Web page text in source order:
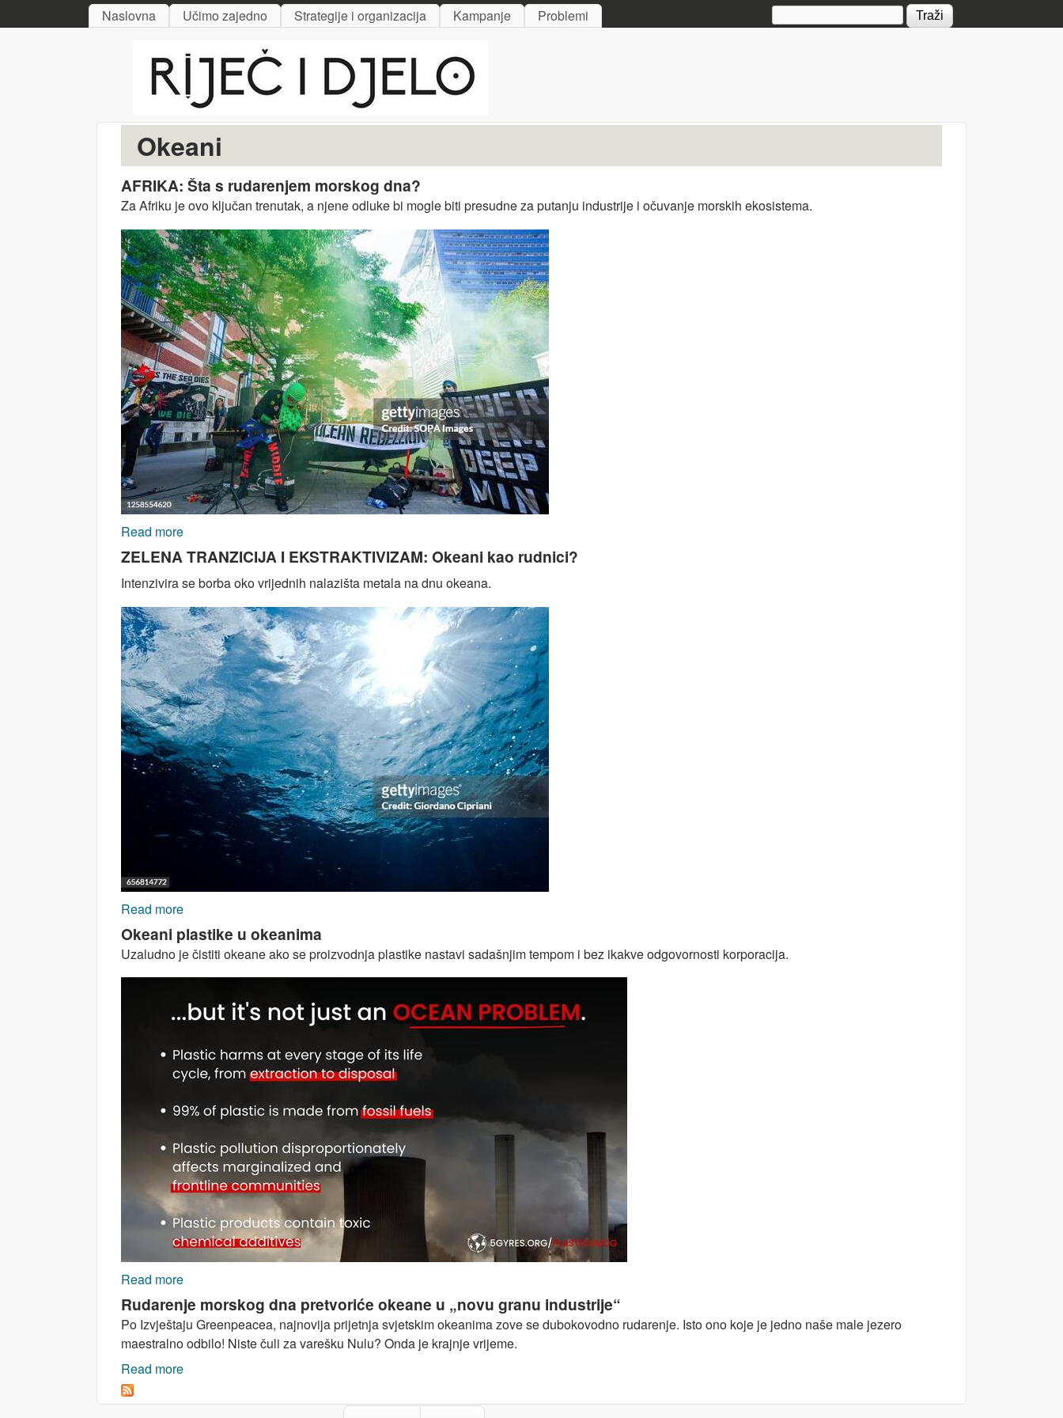
Skip to main content
MAIN MENU
Naslovna Učimo zajedno Strategije i organizacija Kampanje Problemi Search form
Okeani
AFRIKA: Šta s rudarenjem morskog dna?
Za Afriku je ovo ključan trenutak, a njene odluke bi mogle biti presudne za putanju industrije i očuvanje morskih ekosistema.
Read more
ZELENA TRANZICIJA I EKSTRAKTIVIZAM: Okeani kao rudnici?
Intenzivira se borba oko vrijednih nalazišta metala na dnu okeana.
Read more
Okeani plastike u okeanima
Uzaludno je čistiti okeane ako se proizvodnja plastike nastavi sadašnjim tempom i bez ikakve odgovornosti korporacija.
Read more
Rudarenje morskog dna pretvoriće okeane u „novu granu industrije“
Po Izvještaju Greenpeacea, najnovija prijetnja svjetskim okeanima zove se dubokovodno rudarenje. Isto ono koje je jedno naše male jezero
maestralno odbilo! Niste čuli za varešku Nulu? Onda je krajnje vrijeme.
Read more